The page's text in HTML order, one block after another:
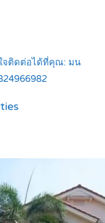
จติดต่อได้ที่คุณ: มน